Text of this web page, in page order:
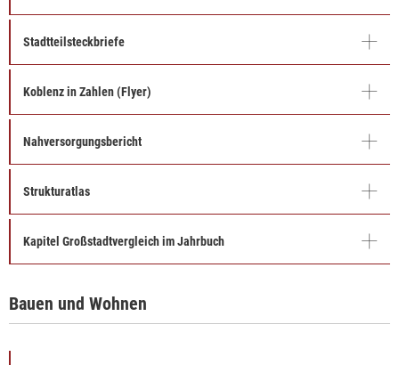
Stadtteilsteckbriefe
Koblenz in Zahlen (Flyer)
Nahversorgungsbericht
Strukturatlas
Kapitel Großstadtvergleich im Jahrbuch
Bauen und Wohnen